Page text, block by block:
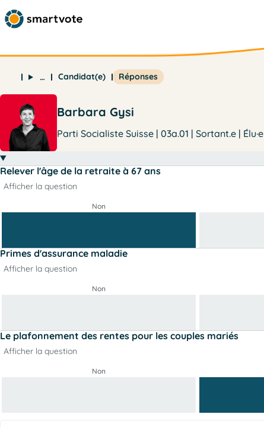
… Candidat(e) Réponses
Barbara Gysi
Parti Socialiste Suisse | 03a.01 | Sortant.e | Élu·e
Relever l'âge de la retraite à 67 ans
Afficher la question
Non
Primes d'assurance maladie
Afficher la question
Non
Le plafonnement des rentes pour les couples mariés
Afficher la question
Non